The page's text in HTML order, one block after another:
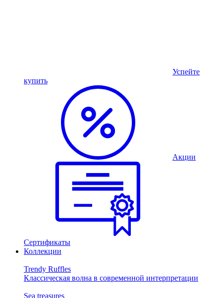
Успейте
купить
Акции
Сертификаты
Коллекции
Trendy Ruffles
Классическая волна в современной интерпретации
Sea treasures